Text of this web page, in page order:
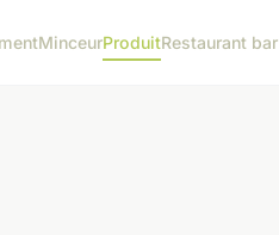
MinceurProduitRestaurant bar